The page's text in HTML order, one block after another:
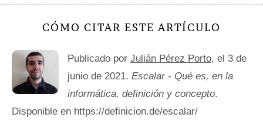
CÓMO CITAR ESTE ARTÍCULO
Publicado por Julián Pérez Porto, el 3 de
junio de 2021. Escalar - Qué es, en la
informática, definición y concepto.
Disponible en https://definicion.de/escalar/